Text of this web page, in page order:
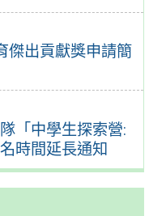
傑出貢獻獎申請簡
「中學生探索營:
時間延長通知